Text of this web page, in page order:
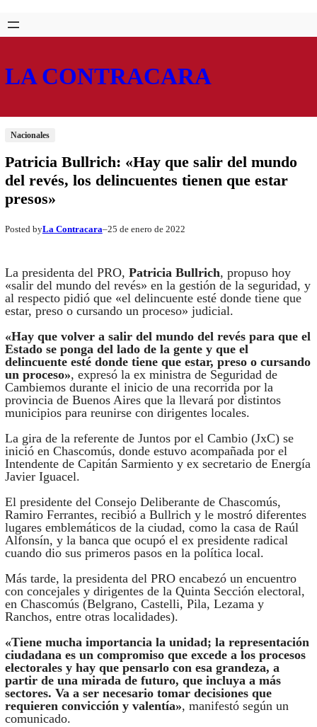
Saltar
al
Skip
to
LA CONTRACARA
Nacionales
Patricia Bullrich: «Hay que salir del mundo
del revés, los delincuentes tienen que estar
presos»
Posted byLa Contracara–25 de enero de 2022
La presidenta del PRO, Patricia Bullrich, propuso hoy
«salir del mundo del revés» en la gestión de la seguridad, y
al respecto pidió que «el delincuente esté donde tiene que
estar, preso o cursando un proceso» judicial.
«Hay que volver a salir del mundo del revés para que el
Estado se ponga del lado de la gente y que el
delincuente esté donde tiene que estar, preso o cursando
un proceso», expresó la ex ministra de Seguridad de
Cambiemos durante el inicio de una recorrida por la
provincia de Buenos Aires que la llevará por distintos
municipios para reunirse con dirigentes locales.
La gira de la referente de Juntos por el Cambio (JxC) se
inició en Chascomús, donde estuvo acompañada por el
Intendente de Capitán Sarmiento y ex secretario de Energía
Javier Iguacel.
El presidente del Consejo Deliberante de Chascomús,
Ramiro Ferrantes, recibió a Bullrich y le mostró diferentes
lugares emblemáticos de la ciudad, como la casa de Raúl
Alfonsín, y la banca que ocupó el ex presidente radical
cuando dio sus primeros pasos en la política local.
Más tarde, la presidenta del PRO encabezó un encuentro
con concejales y dirigentes de la Quinta Sección electoral,
en Chascomús (Belgrano, Castelli, Pila, Lezama y
Ranchos, entre otras localidades).
«Tiene mucha importancia la unidad; la representación
ciudadana es un compromiso que excede a los procesos
electorales y hay que pensarlo con esa grandeza, a
partir de una mirada de futuro, que incluya a más
sectores. Va a ser necesario tomar decisiones que
requieren convicción y valentía», manifestó según un
comunicado.